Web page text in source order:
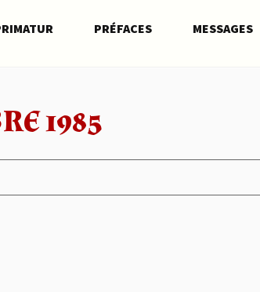
PRÉFACES MESSAGES
1985